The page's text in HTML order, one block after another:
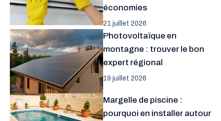
économies
21 juillet 2026
Photovoltaïque en
montagne : trouver le bon
expert régional
19 juillet 2026
Margelle de piscine :
pourquoi en installer autour